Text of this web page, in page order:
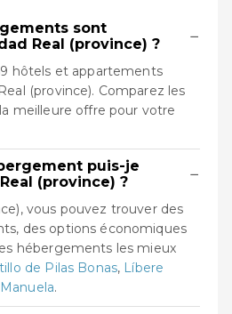
sont
Real (province) ?
−
hôtels et appartements
(province). Comparez les
meilleure offre pour votre
puis-je
(province) ?
−
vous pouvez trouver des
des options économiques
hébergements les mieux
de Pilas Bonas, Líbere
.